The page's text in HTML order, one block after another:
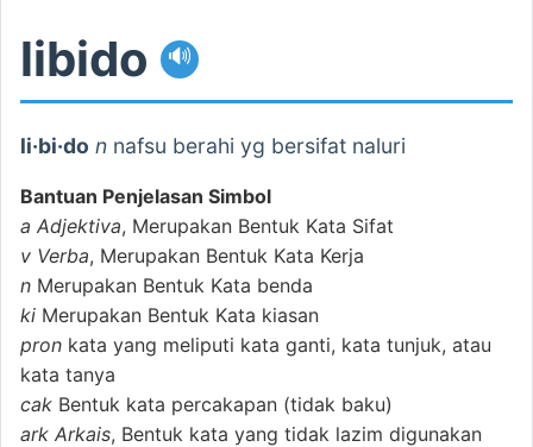
libido 🔊
li·bi·do n nafsu berahi yg bersifat naluri
Bantuan Penjelasan Simbol
a Adjektiva, Merupakan Bentuk Kata Sifat
v Verba, Merupakan Bentuk Kata Kerja
n Merupakan Bentuk Kata benda
ki Merupakan Bentuk Kata kiasan
pron kata yang meliputi kata ganti, kata tunjuk, atau
kata tanya
cak Bentuk kata percakapan (tidak baku)
ark Arkais, Bentuk kata yang tidak lazim digunakan